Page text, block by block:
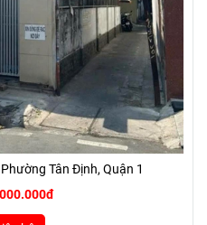
Tân Định, Quận 1